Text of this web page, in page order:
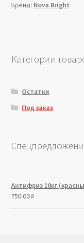
Бренд: Nova Bright
Категории
Остатки
Под заказ
Антифриз 10кг
750.00₽